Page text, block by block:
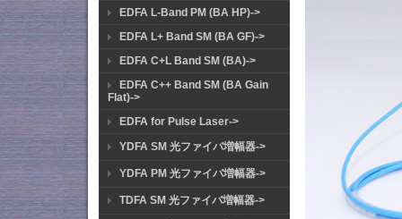
EDFA L-Band PM (BA HP)->
EDFA L+ Band SM (BA GF)->
EDFA C+L Band SM (BA)->
EDFA C++ Band SM (BA Gain
Flat)->
EDFA for Pulse Laser->
YDFA SM 光ファイバ増幅器->
YDFA PM 光ファイバ増幅器->
TDFA SM 光ファイバ増幅器->